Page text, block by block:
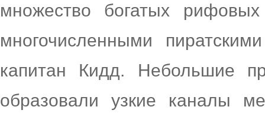
множество богатых
многочисленными
капитан Кидд. Небольшие
образовали узкие каналы